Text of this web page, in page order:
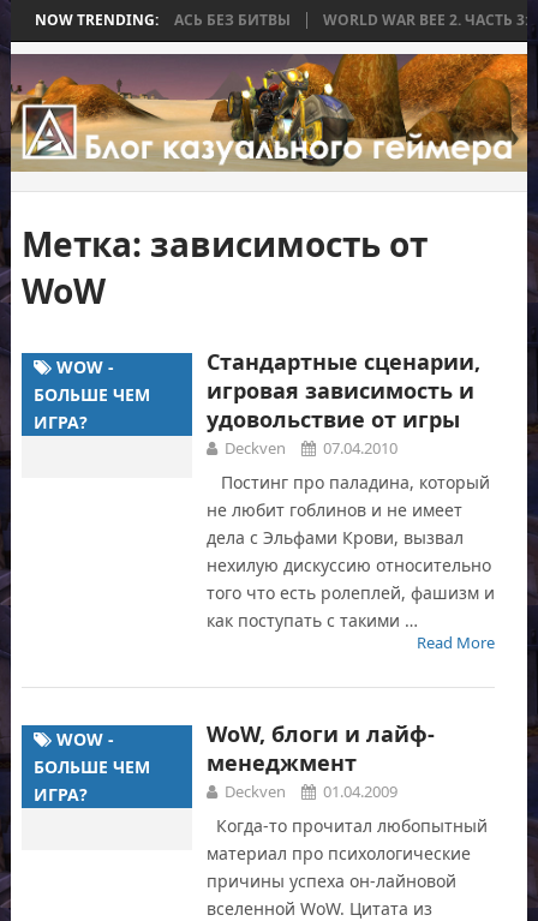
NOW TRENDING:
КОТОРАЯ ЗАКОНЧИЛАСЬ БЕЗ БИТВЫ WORLD WAR BEE 2. ЧАСТЬ
Метка: зависимость от
WoW
WOW -
БОЛЬШЕ ЧЕМ
ИГРА?
Стандартные сценарии,
игровая зависимость и
удовольствие от игры
Deckven 07.04.2010
Постинг про паладина, который
не любит гоблинов и не имеет
дела с Эльфами Крови, вызвал
нехилую дискуссию относительно
того что есть ролеплей, фашизм и
как поступать с такими …
Read More
WOW -
БОЛЬШЕ ЧЕМ
ИГРА?
WoW, блоги и лайф-
менеджмент
Deckven 01.04.2009
Когда-то прочитал любопытный
материал про психологические
причины успеха он-лайновой
вселенной WoW. Цитата из